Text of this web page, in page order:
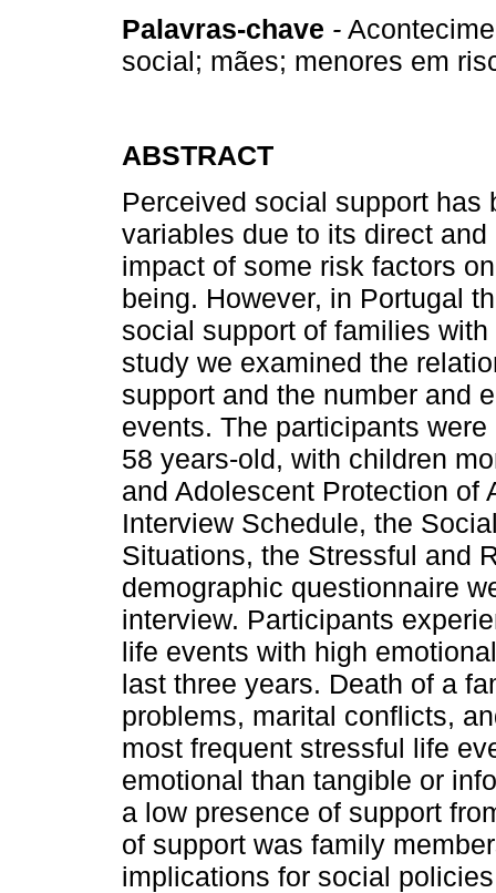
Palavras-chave -
social; mães; menores em
ABSTRACT
Perceived social support
variables due to its direct
impact of some risk factors
being. However, in Portugal
social support of families
study we examined the
support and the number and
events. The participants
58 years-old, with children
and Adolescent Protection of
Interview Schedule, the
Situations, the Stressful and
demographic questionnaire
interview. Participants
life events with high
last three years. Death of a
problems, marital conflicts,
most frequent stressful life
emotional than tangible or
a low presence of support
of support was family
implications for social